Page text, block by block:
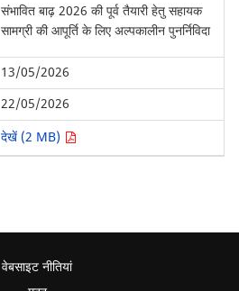
संभावित बाढ़ 2026 की पूर्व तैयारी हेतु सहायक
सामग्री की आपूर्ति के लिए अल्पकालीन पुनर्निविदा
13/05/2026
22/05/2026
देखें (2 MB)
वेबसाइट नीतियां